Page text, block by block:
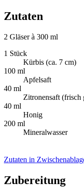
Zutaten
2 Gläser à 300 ml
1 Stück
Kürbis (ca. 7 cm)
100 ml
Apfelsaft
40 ml
Zitronensaft (frisch
40 ml
Honig
200 ml
Mineralwasser
Zutaten in
Zubereitung